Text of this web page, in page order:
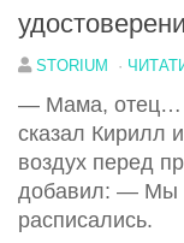
STORIUM ·
— Мама, отец…
сказал Кирилл
воздух перед
добавил: — Мы
расписались.